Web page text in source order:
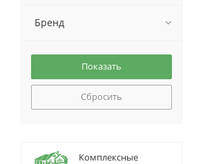
Бренд
Сбросить
Комплексные